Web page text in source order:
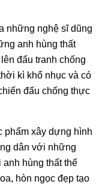
những nghệ sĩ dũng
anh hùng thất
đấu tranh chống
kì khổ nhục và có
đấu chống thực
phẩm xây dựng hình
dân với những
hùng thất thế
hòn ngọc đẹp tạo